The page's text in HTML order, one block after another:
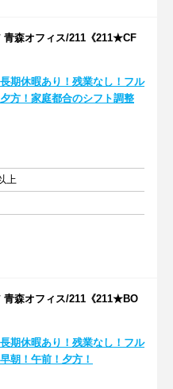
青森オフィス/211《211★CF
長期休暇あり！残業なし！フル
方！家庭都合のシフト調整
上
青森オフィス/211《211★BO
長期休暇あり！残業なし！フル
朝！午前！夕方！